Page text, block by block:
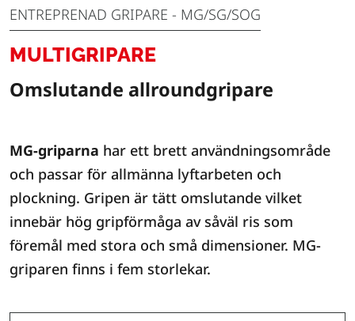
ENTREPRENAD GRIPARE - MG/SG/SOG
MULTIGRIPARE
Omslutande allroundgripare
MG-griparna har ett brett användningsområde
och passar för allmänna lyftarbeten och
plockning. Gripen är tätt omslutande vilket
innebär hög gripförmåga av såväl ris som
föremål med stora och små dimensioner. MG-
griparen finns i fem storlekar.